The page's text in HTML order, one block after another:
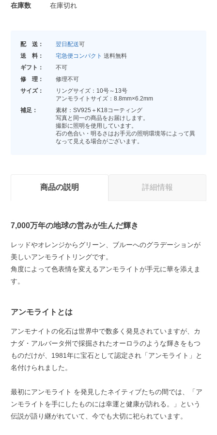
在庫数
在庫切れ
配 送： 翌日配送可
送 料：
宅急便コンパクト 送料無料
ギフト：
不可
修 理：
修理不可
サイズ：
リングサイズ：10号～13号
アンモライトサイズ：8.8mm×6.2mm
補足：
素材：SV925＋K18コーティング
写真と同一の商品をお届けします。
撮影に照明を使用しています。
石の色合い・明るさはお手元の照明環境等によって異
なって見える場合がございます。
商品の説明 詳細情報
7,000万年の地球の営みが生んだ輝き
レッドやオレンジからグリーン、ブルーへのグラデーションが
美しいアンモライトリングです。
角度によって色表情を変えるアンモライトが手元に華を添えま
す。
アンモライトとは
アンモナイトの化石は世界中で数多く発見されていますが、カ
ナダ・アルバータ州で採掘されたオーロラのような輝きをもつ
ものだけが、1981年に宝石として認定され「アンモライト」と
名付けられました。
最初にアンモライト を発見したネイティブたちの間では、「ア
ンモライトを手にしたものには幸運と健康が訪れる。」という
伝説が語り継がれていて、今でも大切に祀られています。